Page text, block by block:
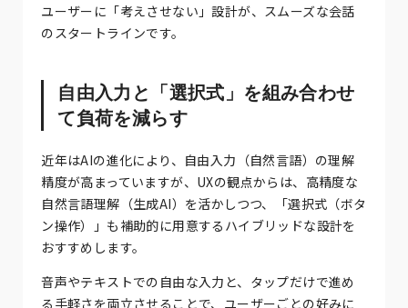
ユーザーに「考えさせない」設計が、スムーズな会話
のスタートラインです。
自由入力と「選択式」を組み合わせ
て負荷を減らす
近年はAIの進化により、自由入力（自然言語）の理解
精度が高まっていますが、UXの観点からは、高精度な
自然言語理解（生成AI）を活かしつつ、「選択式（ボタ
ン操作）」も補助的に用意するハイブリッドな設計を
おすすめします。
音声やテキストでの自由な入力と、タップだけで進め
る手軽さを両立させることで、ユーザーごとの好みに